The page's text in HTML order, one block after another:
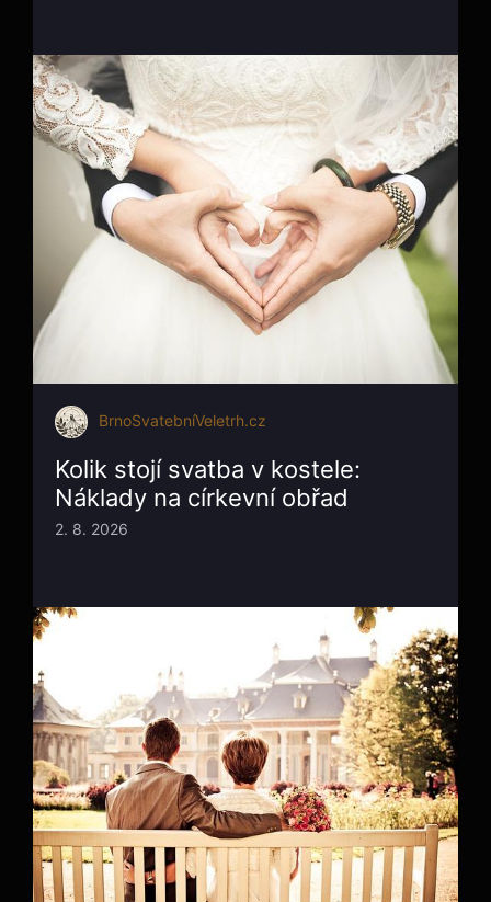
BrnoSvatebníVeletrh.cz
Kolik stojí svatba v kostele:
Náklady na církevní obřad
2. 8. 2026